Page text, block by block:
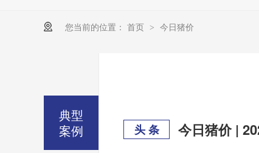
您当前的位置： 首页 > 今日猪价
头 条 今日猪价 |
典型
案例